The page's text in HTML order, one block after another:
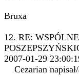
Bruxa
12. RE:
2007-01-29
Cezarian